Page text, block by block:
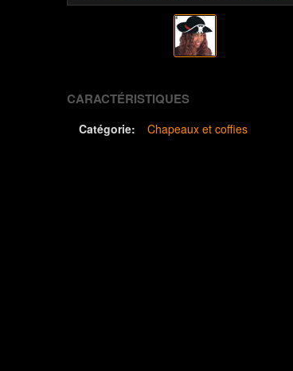
CARACTÉRISTIQUES
Catégorie: Chapeaux et coffies